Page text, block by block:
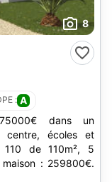
8
: A
dans un
centre, écoles et
110 de 110m², 5
: 259800€.